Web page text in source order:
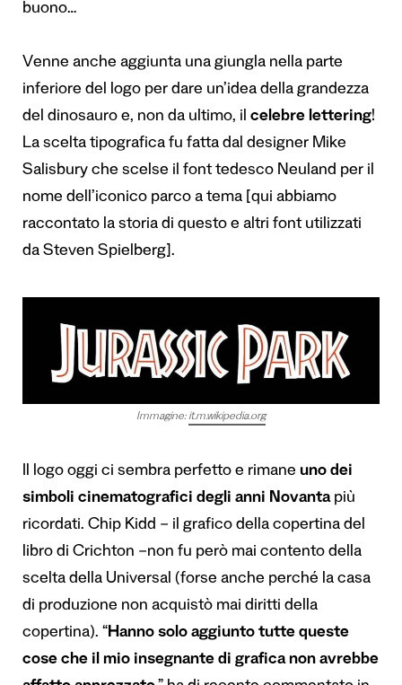
buono…
Venne anche aggiunta una giungla nella parte
inferiore del logo per dare un’idea della grandezza
del dinosauro e, non da ultimo, il celebre lettering!
La scelta tipografica fu fatta dal designer Mike
Salisbury che scelse il font tedesco Neuland per il
nome dell’iconico parco a tema [qui abbiamo
raccontato la storia di questo e altri font utilizzati
da Steven Spielberg].
Immagine: it.m.wikipedia.org
Il logo oggi ci sembra perfetto e rimane uno dei
simboli cinematografici degli anni Novanta più
ricordati. Chip Kidd – il grafico della copertina del
libro di Crichton –non fu però mai contento della
scelta della Universal (forse anche perché la casa
di produzione non acquistò mai diritti della
copertina). “Hanno solo aggiunto tutte queste
cose che il mio insegnante di grafica non avrebbe